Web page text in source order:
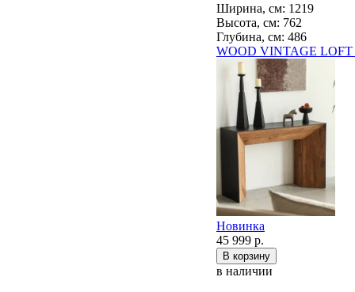
Ширина, см: 1219
Высота, см: 762
Глубина, см: 486
WOOD VINTAGE LOFT
Новинка
45 999 р.
в наличии